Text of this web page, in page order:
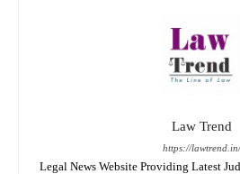
Law Trend
https://lawtrend.in/
Legal News Website Providing Latest